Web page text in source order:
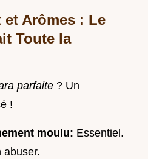
Arômes : Le
Toute la
parfaite ? Un
!
moulu: Essentiel.
abuser.